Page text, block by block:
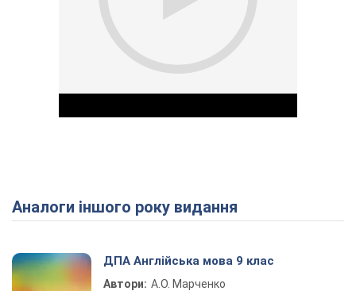
Play Video
Аналоги іншого року видання
ДПА Англійська мова 9 клас
Автори: А.О. Марченко